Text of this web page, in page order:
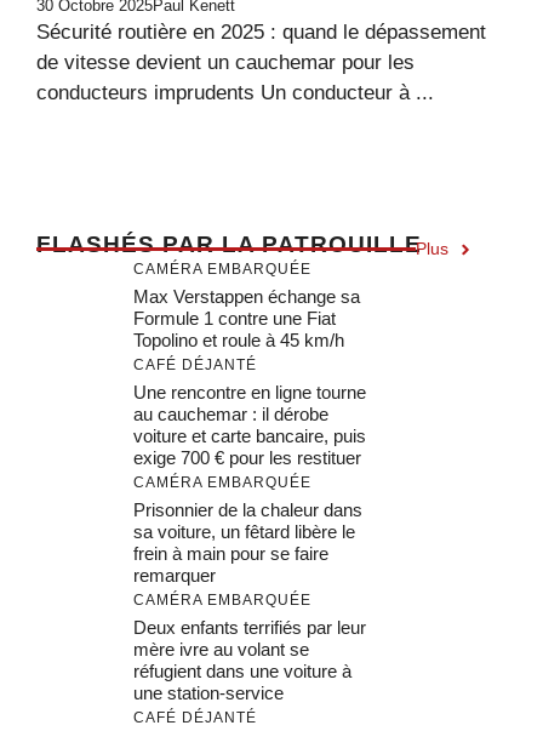
30 Octobre 2025Paul Kenett
Sécurité routière en 2025 : quand le dépassement
de vitesse devient un cauchemar pour les
conducteurs imprudents Un conducteur à ...
FLASHÉS PAR LA PATROUILLEPlus
CAMÉRA EMBARQUÉE
Max Verstappen échange sa
Formule 1 contre une Fiat
Topolino et roule à 45 km/h
CAFÉ DÉJANTÉ
Une rencontre en ligne tourne
au cauchemar : il dérobe
voiture et carte bancaire, puis
exige 700 € pour les restituer
CAMÉRA EMBARQUÉE
Prisonnier de la chaleur dans
sa voiture, un fêtard libère le
frein à main pour se faire
remarquer
CAMÉRA EMBARQUÉE
Deux enfants terrifiés par leur
mère ivre au volant se
réfugient dans une voiture à
une station-service
CAFÉ DÉJANTÉ